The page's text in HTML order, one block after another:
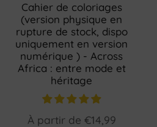
Cahier de coloriages
(version physique en
rupture de stock, dispo
uniquement en version
numérique ) - Across
Africa : entre mode et
héritage
À partir de €14,99